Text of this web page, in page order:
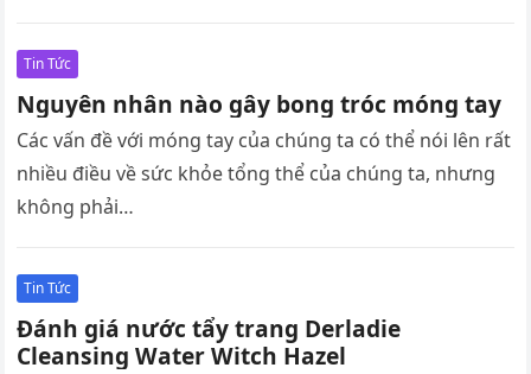
Tin Tức
Nguyên nhân nào gây bong tróc móng tay
Các vấn đề với móng tay của chúng ta có thể nói lên rất
nhiều điều về sức khỏe tổng thể của chúng ta, nhưng
không phải…
Tin Tức
Đánh giá nước tẩy trang Derladie
Cleansing Water Witch Hazel